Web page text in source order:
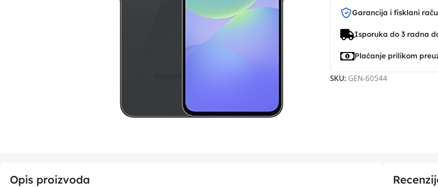
Garancija i fisklani
Isporuka do 3 radna
Plaćanje prilikom
SKU: GEN-60544
Opis proizvoda